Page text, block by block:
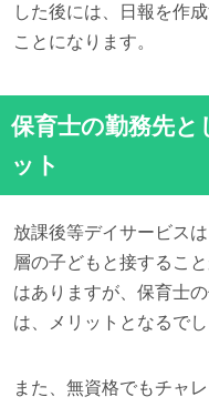
した後には、日報を作
ことになります。
保育士の勤務先と
ット
放課後等デイサービス
層の子どもと接するこ
はありますが、保育士
は、メリットとなるでし
また、無資格でもチャレ